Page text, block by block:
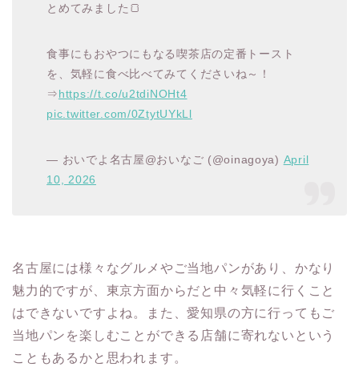
とめてみました🍞
食事にもおやつにもなる喫茶店の定番トースト
を、気軽に食べ比べてみてくださいね～！
⇒https://t.co/u2tdiNOHt4
pic.twitter.com/0ZtytUYkLl
— おいでよ名古屋@おいなご (@oinagoya) April
10, 2026
名古屋には様々なグルメやご当地パンがあり、かなり
魅力的ですが、東京方面からだと中々気軽に行くこと
はできないですよね。また、愛知県の方に行ってもご
当地パンを楽しむことができる店舗に寄れないという
こともあるかと思われます。